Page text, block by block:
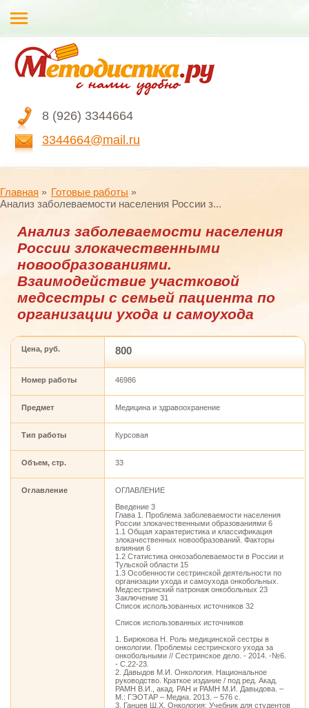
8 (926) 3344664
3344664@mail.ru
Главная
Готовые работы
Анализ заболеваемости населения России з...
Анализ заболеваемости населения
России злокачественными
новообразованиями.
Взаимодействие участковой
медсестры с семьей пациента по
организации ухода и самоухода
Цена, руб. 800
Номер работы 46986
Предмет Медицина и здравоохранение
Тип работы Курсовая
Объем, стр. 33
Оглавление
ОГЛАВЛЕНИЕ
Введение 3
Глава 1. Проблема заболеваемости населения
России злокачественными образованиями 6
1.1 Общая характеристика и классификация
злокачественных новообразований. Факторы
влияния 6
1.2 Статистика онкозаболеваемости в России и
Тульской области 15
1.3 Особенности сестринской деятельности по
организации ухода и самоухода онкобольных.
Медсестринский патронаж онкобольных 23
Заключение 31
Список использованных источников 32
Список использованных источников
1. Бирюкова Н. Роль медицинской сестры в
онкологии. Проблемы сестринского ухода за
онкобольными // Сестринское дело. - 2014. -№6.
- С.22-23.
2. Давыдов М.И. Онкология. Национальное
руководство. Краткое издание / под ред. Акад.
РАМН В.И., акад. РАН и РАМН М.И. Давыдова. –
М.: ГЭОТАР – Медиа. 2013. – 576 с.
3. Ганцев Ш.Х. Онкология: Учебник для студентов